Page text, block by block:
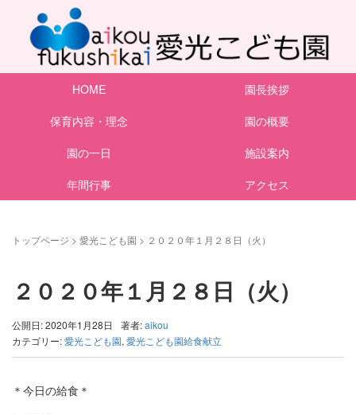
HOME
園長挨拶
保育内容・理念
園の概要
園の一日
施設案内
年間行事
アクセス
トップページ > 愛光こども園 > ２０２０年１月２８日（火）
２０２０年１月２８日（火）
公開日: 2020年1月28日 著者:aikou
カテゴリー:愛光こども園, 愛光こども園給食献立
＊今日の給食＊